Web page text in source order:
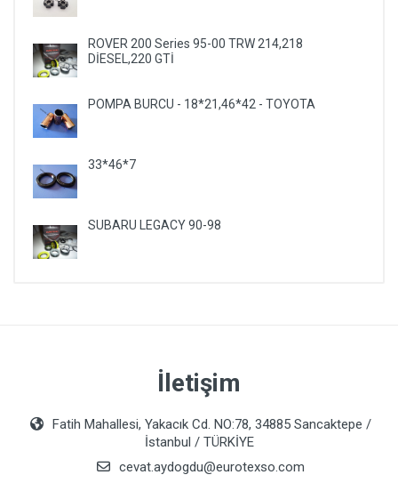
ROVER 200 Series 95-00 TRW 214,218
DİESEL,220 GTİ
POMPA BURCU - 18*21,46*42 - TOYOTA
33*46*7
SUBARU LEGACY 90-98
İletişim
Fatih Mahallesi, Yakacık Cd. NO:78, 34885 Sancaktepe /
İstanbul / TÜRKİYE
cevat.aydogdu@eurotexso.com